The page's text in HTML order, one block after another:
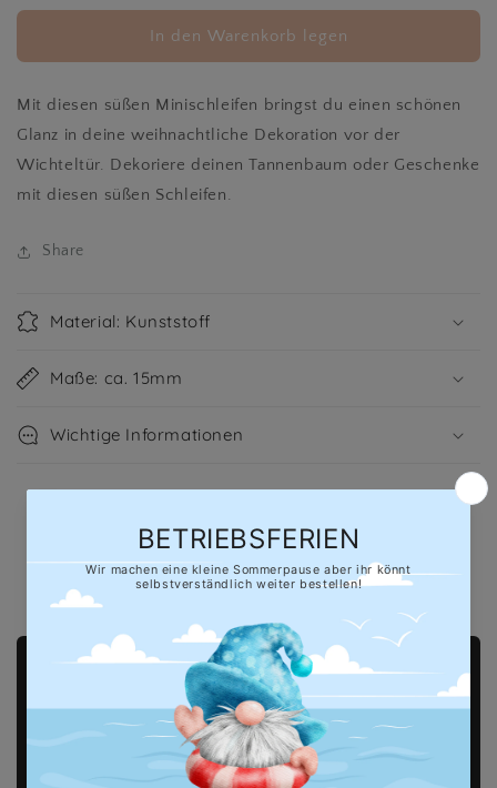
Menge
Perlmuttschleife
Set
Menge
für
Perlmuttschleife
Set
In den Warenkorb legen
Mit diesen süßen Minischleifen bringst du einen schönen
Glanz in deine weihnachtliche Dekoration vor der
Wichteltür. Dekoriere deinen Tannenbaum oder Geschenke
mit diesen süßen Schleifen.
Share
Material: Kunststoff
Maße: ca. 15mm
Wichtige Informationen
Hersteller gem. GPSR